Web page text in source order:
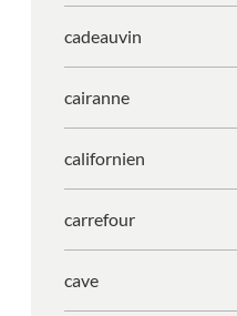
cadeauvin
cairanne
californien
carrefour
cave